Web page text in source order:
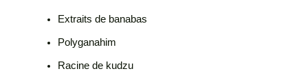
Extraits de banabas
Polyganahim
Racine de kudzu